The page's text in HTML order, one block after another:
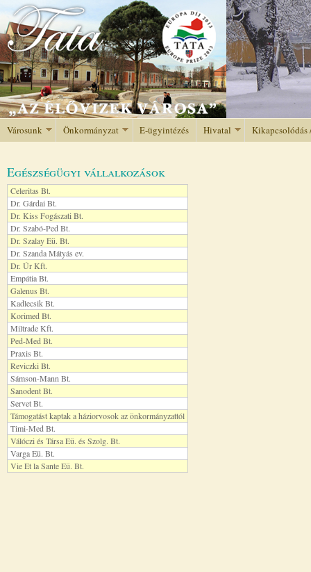
Jump to navigation
Városunk Önkormányzat E-ügyintézés Hivatal Kikapcsolódás
Egészségügyi vállalkozások
Celeritas Bt.
Dr. Gárdai Bt.
Dr. Kiss Fogászati Bt.
Dr. Szabó-Ped Bt.
Dr. Szalay Eü. Bt.
Dr. Szanda Mátyás ev.
Dr. Úr Kft.
Empátia Bt.
Galenus Bt.
Kadlecsik Bt.
Korimed Bt.
Miltrade Kft.
Ped-Med Bt.
Praxis Bt.
Reviczki Bt.
Sámson-Mann Bt.
Sanodent Bt.
Servet Bt.
Támogatást kaptak a háziorvosok az önkormányzattól
Timi-Med Bt.
Válóczi és Társa Eü. és Szolg. Bt.
Varga Eü. Bt.
Vie Et la Sante Eü. Bt.